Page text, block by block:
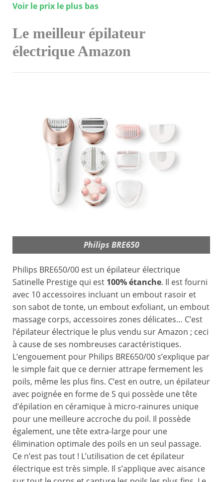
Voir le prix le plus bas
Le meilleur épilateur
électrique Amazon
Philips BRE650
Philips BRE650/00 est un épilateur électrique
Satinelle Prestige qui est 100% étanche. Il est fourni
avec 10 accessoires incluant un embout rasoir et
son sabot de tonte, un embout exfoliant, un embout
massage corps, accessoires zones délicates… C’est
l’épilateur électrique le plus vendu sur Amazon ; ceci
à cause de ses nombreuses caractéristiques.
L’engouement pour Philips BRE650/00 s’explique par
le simple fait que ce dernier attrape fermement les
poils, même les plus fins. C’est en outre, un épilateur
avec poignée en forme de S qui possède une tête
d’épilation en céramique à micro-rainures unique
pour une meilleure accroche du poil. Il possède
également, une tête extra-large pour une
élimination optimale des poils en un seul passage.
Ce n’est pas tout ! L’utilisation de cet épilateur
électrique est très simple. Il s’applique avec aisance